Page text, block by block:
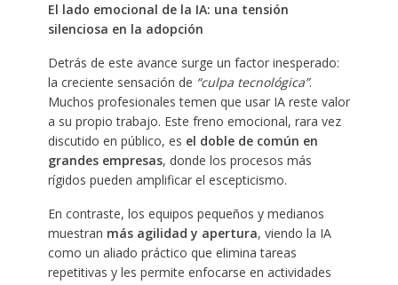
El lado emocional de la IA: una tensión
silenciosa en la adopción
Detrás de este avance surge un factor inesperado:
la creciente sensación de “culpa tecnológica”.
Muchos profesionales temen que usar IA reste valor
a su propio trabajo. Este freno emocional, rara vez
discutido en público, es el doble de común en
grandes empresas, donde los procesos más
rígidos pueden amplificar el escepticismo.
En contraste, los equipos pequeños y medianos
muestran más agilidad y apertura, viendo la IA
como un aliado práctico que elimina tareas
repetitivas y les permite enfocarse en actividades